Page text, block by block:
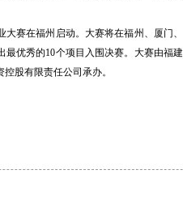
赛在福州启动。大赛将在福州、厦门
最优秀的10个项目入围决赛。大赛由福
股有限责任公司承办。